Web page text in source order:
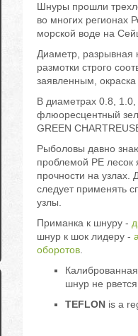
Шнуры прошли
во многих регионах
морской воде на
Диаметр, разрывная
размотки строго
заявленным, окраска
В диаметрах 0.8, 1.0,
флюоресцентный
GREEN
Рыболовы давно
проблемой PE лесок
прочности на узлах.
следует применять
узлы.
Приманка к шнуру -
шнур к шок лидеру -
оборотов.
шнур не
TEFLONis a